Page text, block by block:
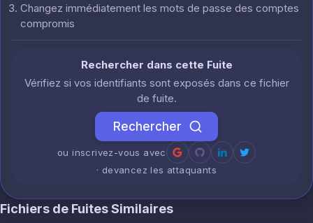
Changez immédiatement les mots de passe des comptes
compromis
Rechercher dans cette Fuite
Vérifiez si vos identifiants sont exposés dans ce fichier
de fuite.
Rechercher
ou inscrivez-vous avec
· devancez les attaquants
Fichiers de Fuites Similaires